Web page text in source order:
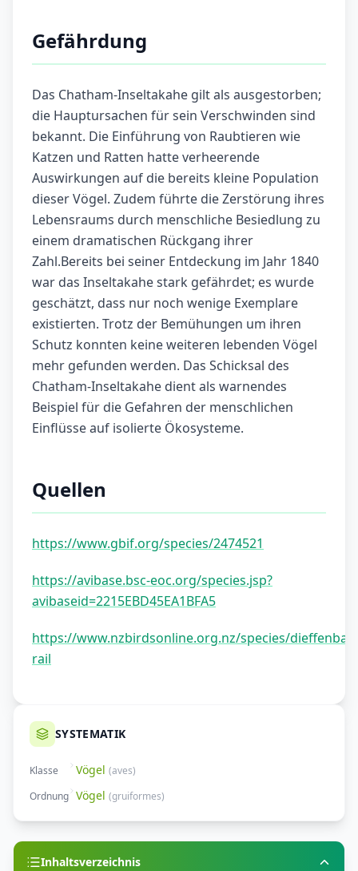
Gefährdung
Das Chatham-Inseltakahe gilt als ausgestorben;
die Hauptursachen für sein Verschwinden sind
bekannt. Die Einführung von Raubtieren wie
Katzen und Ratten hatte verheerende
Auswirkungen auf die bereits kleine Population
dieser Vögel. Zudem führte die Zerstörung ihres
Lebensraums durch menschliche Besiedlung zu
einem dramatischen Rückgang ihrer
Zahl.Bereits bei seiner Entdeckung im Jahr 1840
war das Inseltakahe stark gefährdet; es wurde
geschätzt, dass nur noch wenige Exemplare
existierten. Trotz der Bemühungen um ihren
Schutz konnten keine weiteren lebenden Vögel
mehr gefunden werden. Das Schicksal des
Chatham-Inseltakahe dient als warnendes
Beispiel für die Gefahren der menschlichen
Einflüsse auf isolierte Ökosysteme.
Quellen
https://www.gbif.org/species/2474521
https://avibase.bsc-eoc.org/species.jsp?
avibaseid=2215EBD45EA1BFA5
https://www.nzbirdsonline.org.nz/species/
rail
SYSTEMATIK
Klasse Vögel (aves)
Ordnung Vögel (gruiformes)
Inhaltsverzeichnis